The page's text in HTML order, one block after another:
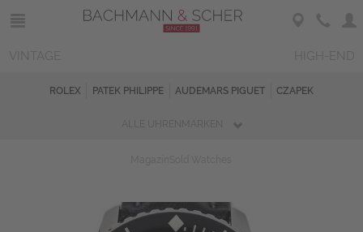
ROLEX PATEK PHILIPPE AUDEMARS PIGUET CZAPEK